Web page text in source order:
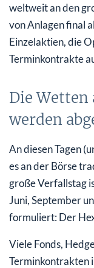
weltweit an den
von Anlagen final
Einzelaktien, die
Terminkontrakte
Die
werden
An diesen Tagen
es an der Börse
große Verfallstag
Juni, September
formuliert: Der
Viele Fonds,
Terminkontrakten